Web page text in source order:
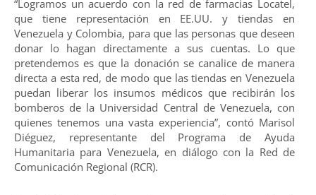
“Logramos un acuerdo con la red de farmacias Locatel,
que tiene representación en EE.UU. y tiendas en
Venezuela y Colombia, para que las personas que deseen
donar lo hagan directamente a sus cuentas. Lo que
pretendemos es que la donación se canalice de manera
directa a esta red, de modo que las tiendas en Venezuela
puedan liberar los insumos médicos que recibirán los
bomberos de la Universidad Central de Venezuela, con
quienes tenemos una vasta experiencia”, contó Marisol
Diéguez, representante del Programa de Ayuda
Humanitaria para Venezuela, en diálogo con la Red de
Comunicación Regional (RCR).